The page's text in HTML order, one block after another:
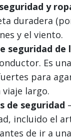
y
duradera
y el viento.
seguridad
Es
para
largo.
de seguridad
incluido el
de ir a